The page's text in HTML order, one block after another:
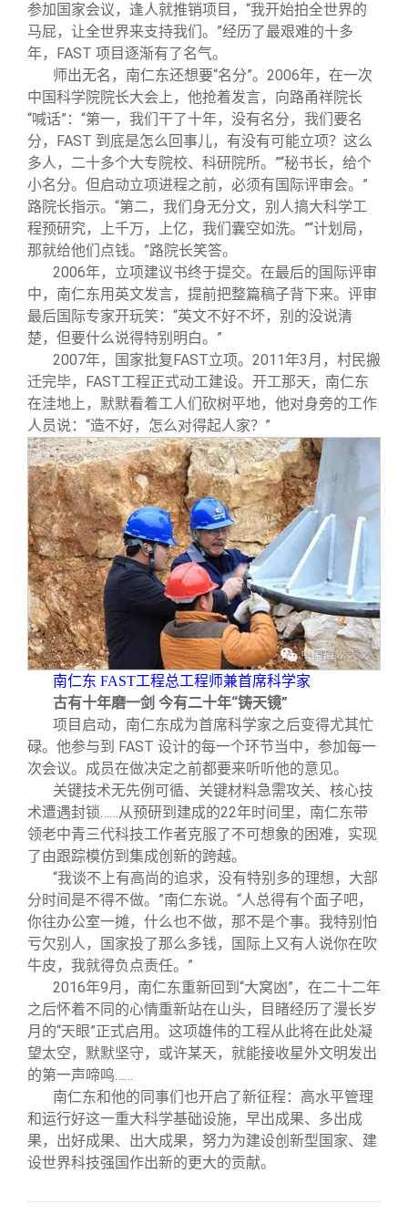
参加国家会议，逢人就推销项目，“我开始拍全世界的
马屁，让全世界来支持我们。”经历了最艰难的十多
年，FAST 项目逐渐有了名气。
师出无名，南仁东还想要“名分”。2006年，在一次
中国科学院院长大会上，他抢着发言，向路甬祥院长
“喊话”：“第一，我们干了十年，没有名分，我们要名
分，FAST 到底是怎么回事儿，有没有可能立项？这么
多人，二十多个大专院校、科研院所。”“秘书长，给个
小名分。但启动立项进程之前，必须有国际评审会。”
路院长指示。“第二，我们身无分文，别人搞大科学工
程预研究，上千万，上亿，我们囊空如洗。”“计划局，
那就给他们点钱。”路院长笑答。
2006年，立项建议书终于提交。在最后的国际评审
中，南仁东用英文发言，提前把整篇稿子背下来。评审
最后国际专家开玩笑：“英文不好不坏，别的没说清
楚，但要什么说得特别明白。”
2007年，国家批复FAST立项。2011年3月，村民搬
迁完毕，FAST工程正式动工建设。开工那天，南仁东
在洼地上，默默看着工人们砍树平地，他对身旁的工作
人员说：“造不好，怎么对得起人家？”
南仁东 FAST工程总工程师兼首席科学家
古有十年磨一剑 今有二十年“铸天镜”
项目启动，南仁东成为首席科学家之后变得尤其忙
碌。他参与到 FAST 设计的每一个环节当中，参加每一
次会议。成员在做决定之前都要来听听他的意见。
关键技术无先例可循、关键材料急需攻关、核心技
术遭遇封锁……从预研到建成的22年时间里，南仁东带
领老中青三代科技工作者克服了不可想象的困难，实现
了由跟踪模仿到集成创新的跨越。
“我谈不上有高尚的追求，没有特别多的理想，大部
分时间是不得不做。”南仁东说。“人总得有个面子吧，
你往办公室一摊，什么也不做，那不是个事。我特别怕
亏欠别人，国家投了那么多钱，国际上又有人说你在吹
牛皮，我就得负点责任。”
2016年9月，南仁东重新回到“大窝凼”，在二十二年
之后怀着不同的心情重新站在山头，目睹经历了漫长岁
月的“天眼”正式启用。这项雄伟的工程从此将在此处凝
望太空，默默坚守，或许某天，就能接收星外文明发出
的第一声啼鸣……
南仁东和他的同事们也开启了新征程：高水平管理
和运行好这一重大科学基础设施，早出成果、多出成
果，出好成果、出大成果，努力为建设创新型国家、建
设世界科技强国作出新的更大的贡献。